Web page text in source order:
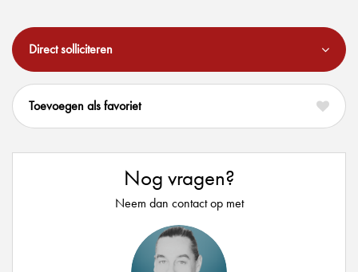
Direct solliciteren
favoriet
Nog vragen?
Neem dan contact op met